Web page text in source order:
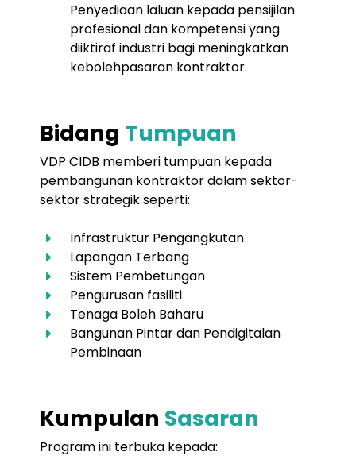
Penyediaan laluan kepada pensijilan
profesional dan kompetensi yang
diiktiraf industri bagi meningkatkan
kebolehpasaran kontraktor.
Bidang Tumpuan
VDP CIDB memberi tumpuan kepada
pembangunan kontraktor dalam sektor-
sektor strategik seperti:
Infrastruktur Pengangkutan
Lapangan Terbang
Sistem Pembetungan
Pengurusan fasiliti
Tenaga Boleh Baharu
Bangunan Pintar dan Pendigitalan
Pembinaan
Kumpulan Sasaran
Program ini terbuka kepada: